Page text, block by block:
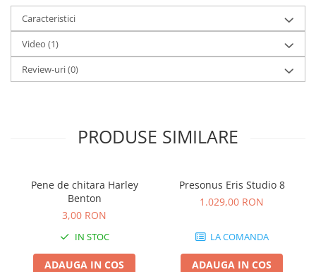
Comenzi si controllere
Ecrane LED
Efecte de lumini
Lasere
Masini de fum si ceata
Par Led si Pinspot
Stative si schela lumini
Instrumente Muzicale
Chitare si bass
Claviaturi
Caracteristici
Video (1)
Review-uri(0)
PRODUSE SIMILARE
Pene de chitara Harley
Benton
3,00 RON
IN STOC
ADAUGA IN COS
Presonus Eris Studio 8
1.029,00 RON
LA COMANDA
ADAUGA IN COS